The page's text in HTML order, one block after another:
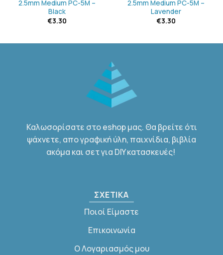
2.5mm Medium PC-5M –
Black
€3.30
2.5mm Medium PC-5M –
Lavender
€3.30
Καλωσορίσατε στο eshop μας. Θα βρείτε ότι
ψάχνετε, απο γραφική ύλη, παιχνίδια, βιβλία
ακόμα και σετ για DIY κατασκευές!
ΣΧΕΤΙΚΑ
Ποιοί Είμαστε
Επικοινωνία
Ο Λογαριασμός μου